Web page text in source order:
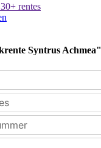
rentes
Syntrus Achmea"